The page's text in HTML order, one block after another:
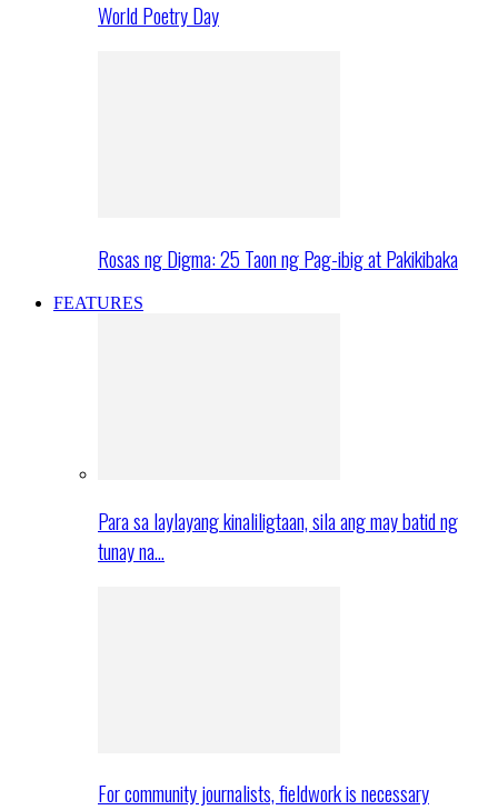
World Poetry Day
Rosas ng Digma: 25 Taon ng Pag-ibig at Pakikibaka
FEATURES
Para sa laylayang kinaliligtaan, sila ang may batid ng
tunay na…
For community journalists, fieldwork is necessary